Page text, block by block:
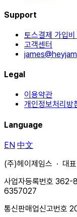
Support
토스결제 가입
고객센터
Legal
이용약관
개인정보처리방
Language
EN 中文
(주)헤이제임스 · 대
사업자등록번호
6357027
통신판매업신고번호